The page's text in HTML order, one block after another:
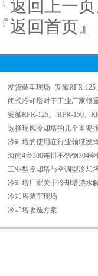
『返回上一
『返回首页』
发货装车现场--安徽RFR-
闭式冷却塔对于工业厂家很
安徽RFR-125、 RFR-150、
选择瑞风冷却塔的几个重要
冷却塔的使用在行业领域发
海南4台300连拼不锈钢304
工业型冷却塔与空调型冷却
冷却塔厂家关于冷却塔漂水
冷却塔装车现场
冷却塔改造方案